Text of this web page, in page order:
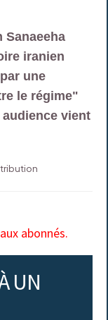
Sanaeeha
iranien
une
le régime"
vient
abonnés.
UN